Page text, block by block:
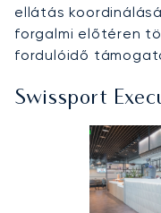
ellátás
forgalmi előtéren
fordulóidő
Swissport